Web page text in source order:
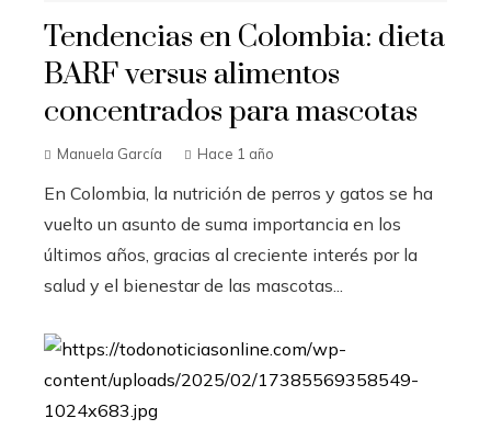
Tendencias en Colombia: dieta
BARF versus alimentos
concentrados para mascotas
Manuela García Hace 1 año
En Colombia, la nutrición de perros y gatos se ha
vuelto un asunto de suma importancia en los
últimos años, gracias al creciente interés por la
salud y el bienestar de las mascotas...